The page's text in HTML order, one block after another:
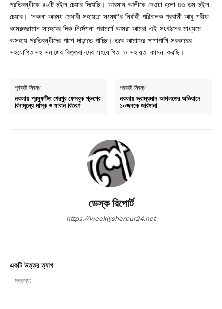
প্রতিবন্ধীকে ৪২টি হুইল চেয়ার দিয়েছি। আরমান আলীকে দেওয়া হলো ৪৩ তম হুইল
চেয়ার। ‘নকলা অদম্য মেধাবী সহায়তা সংস্থা’র নির্বাহী পরিচালক প্রবাসী আবু শরীফ
কামরুজ্জামান সাহেবের দিক নির্দেশনা পরামর্শে আমরা আমরা এই সংগঠনের মাধ্যমে
অসহায় প্রতিবন্ধীদের পাশে দাড়াতে পাচ্ছি। তবে আমাদের পাশাপাশি সরকারের
সহযোগিতাসহ সমাজের বিত্তবানদের সহযোগিতা ও সহায়তা কামনা করছি।
পূর্ববর্তী নিবন্ধ
নকলায় প্রস্ফুটিত শেরপুর ফেসবুক গ্রুপের
বিনামূল্যে মাস্ক ও সাবান বিতরণ
পরবর্তী নিবন্ধ
নকলায় ভ্রাম্যমান আদালতের অভিযানে
১০জনকে জরিমানা
ডেস্ক রিপোর্ট
https://weeklysherpur24.net
একটি উত্তর ত্যাগ